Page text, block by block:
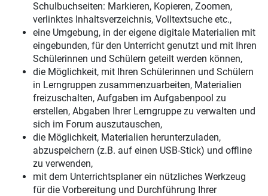
Schulbuchseiten: Markieren, Kopieren, Zoomen,
verlinktes Inhaltsverzeichnis, Volltextsuche etc.,
eine Umgebung, in der eigene digitale Materialien mit
eingebunden, für den Unterricht genutzt und mit Ihren
Schülerinnen und Schülern geteilt werden können,
die Möglichkeit, mit Ihren Schülerinnen und Schülern
in Lerngruppen zusammenzuarbeiten, Materialien
freizuschalten, Aufgaben im Aufgabenpool zu
erstellen, Abgaben Ihrer Lerngruppe zu verwalten und
sich im Forum auszutauschen,
die Möglichkeit, Materialien herunterzuladen,
abzuspeichern (z.B. auf einen USB-Stick) und offline
zu verwenden,
mit dem Unterrichtsplaner ein nützliches Werkzeug
für die Vorbereitung und Durchführung Ihrer